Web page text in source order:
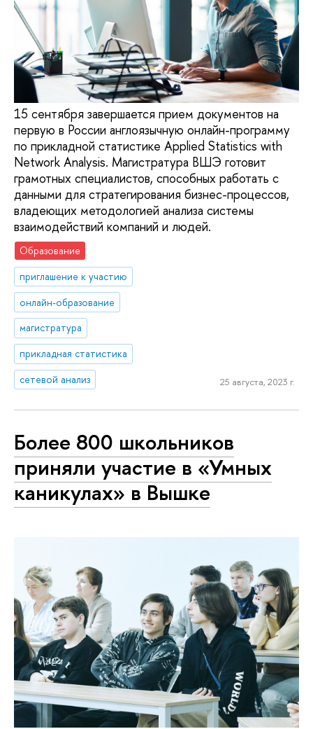
15 сентября завершается прием документов на
первую в России англоязычную онлайн-программу
по прикладной статистике Applied Statistics with
Network Analysis. Магистратура ВШЭ готовит
грамотных специалистов, способных работать с
данными для стратегирования бизнес-процессов,
владеющих методологией анализа системы
взаимодействий компаний и людей.
Образование
приглашение к участию
онлайн-образование
магистратура
прикладная статистика
сетевой анализ
25 августа, 2023 г.
Более 800 школьников
приняли участие в «Умных
каникулах» в Вышке